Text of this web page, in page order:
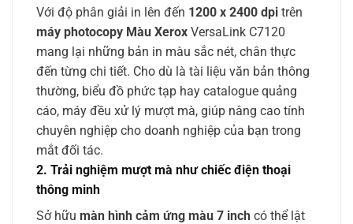
Với độ phân giải in lên đến 1200 x 2400 dpi trên
máy photocopy Màu Xerox VersaLink C7120
mang lại những bản in màu sắc nét, chân thực
đến từng chi tiết. Cho dù là tài liệu văn bản thông
thường, biểu đồ phức tạp hay catalogue quảng
cáo, máy đều xử lý mượt mà, giúp nâng cao tính
chuyên nghiệp cho doanh nghiệp của bạn trong
mắt đối tác.
2. Trải nghiệm mượt mà như chiếc điện thoại
thông minh
Sở hữu màn hình cảm ứng màu 7 inch có thể lật